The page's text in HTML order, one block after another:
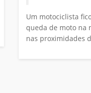
Um motociclista
queda de moto na
nas proximidades